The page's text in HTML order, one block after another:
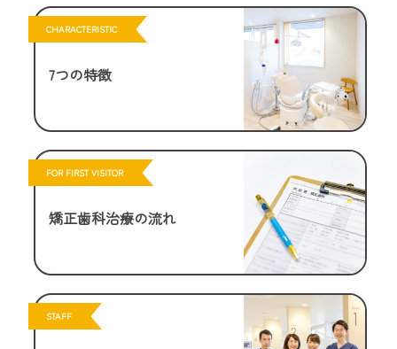
CHARACTERISTIC
7つの特徴
FOR FIRST VISITOR
矯正歯科治療の流れ
STAFF